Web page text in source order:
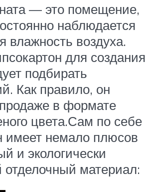
— это помещение,
наблюдается
влажность воздуха.
для создания
подбирать
Как правило, он
в формате
цвета.Сам по себе
имеет немало плюсов
и экологически
отделочный материал: